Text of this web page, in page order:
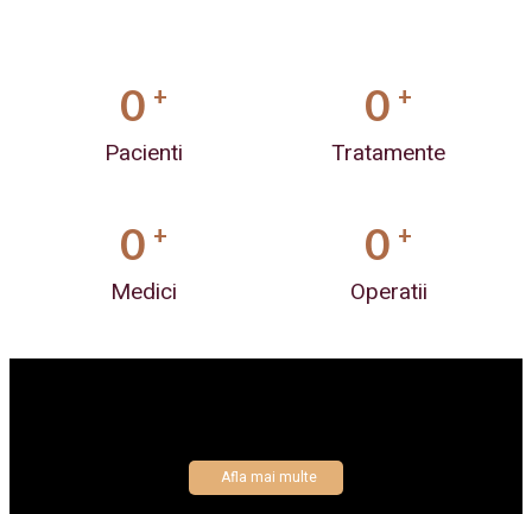
0 +
Pacienti
0 +
Tratamente
0 +
Medici
0 +
Operatii
Afla mai multe